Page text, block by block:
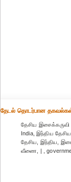
தேட‌ல் தொட‌ர்பான
தேசிய இசைக்கருவி
India, இந்திய
தேசிய, இந்திய,
வீணை, | ,